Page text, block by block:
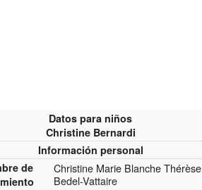
Datos para niños
Christine Bernardi
Información personal
de
Christine Marie Blanche Thérèse
Bedel-Vattaire